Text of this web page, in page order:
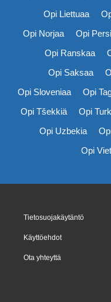
Opi Liettuaa
Opi Norjaa
Opi
Opi Ranskaa
Opi Saksaa
Opi Sloveniaa
Opi
Opi Tšekkiä
Opi
Opi Uzbekia
Opi
Tietosuojakäytäntö
Käyttöehdot
Ota yhteyttä